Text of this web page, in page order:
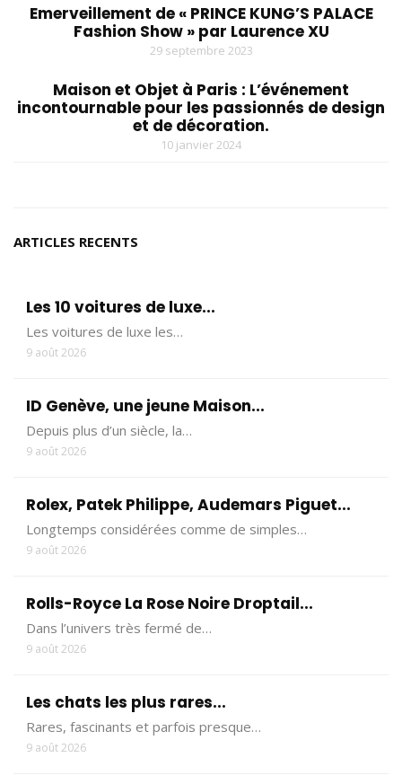
Emerveillement de « PRINCE KUNG’S PALACE
Fashion Show » par Laurence XU
29 septembre 2023
Maison et Objet à Paris : L’événement
incontournable pour les passionnés de design
et de décoration.
10 janvier 2024
ARTICLES RECENTS
Les 10 voitures de luxe...
Les voitures de luxe les…
9 août 2026
ID Genève, une jeune Maison...
Depuis plus d’un siècle, la…
9 août 2026
Rolex, Patek Philippe, Audemars Piguet...
Longtemps considérées comme de simples…
9 août 2026
Rolls-Royce La Rose Noire Droptail...
Dans l’univers très fermé de…
9 août 2026
Les chats les plus rares...
Rares, fascinants et parfois presque…
9 août 2026